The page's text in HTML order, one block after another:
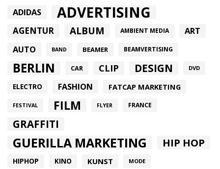
ADIDAS ADVERTISING
AGENTUR ALBUM AMBIENT MEDIA ART
AUTO BAND BEAMER BEAMVERTISING
BERLIN CAR CLIP DESIGN DVD
ELECTRO FASHION FATCAP MARKETING
FESTIVAL FILM FLYER FRANCE
GRAFFITI
GUERILLA MARKETING HIP HOP
HIPHOP KINO KUNST MODE